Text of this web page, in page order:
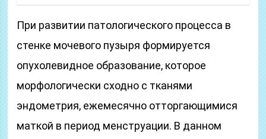
При развитии патологического процесса в
стенке мочевого пузыря формируется
опухолевидное образование, которое
морфологически сходно с тканями
эндометрия, ежемесячно отторгающимися
маткой в период менструации. В данном